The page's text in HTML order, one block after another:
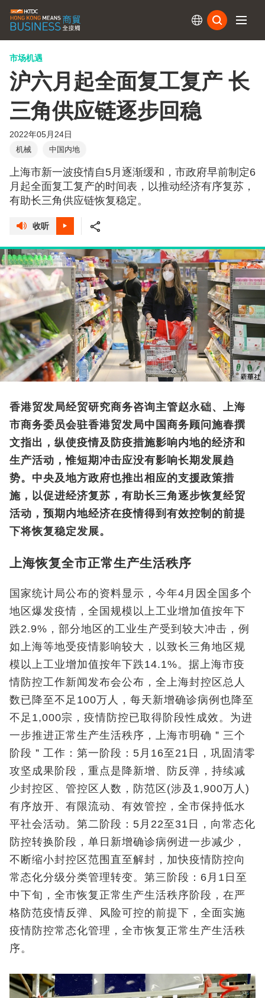
市场机遇
沪六月起全面复工复产 长
三角供应链逐步回稳
2022年05月24日
机械 中国内地
上海市新一波疫情自5月逐渐缓和，市政府早前制定6
月起全面复工复产的时间表，以推动经济有序复苏，
有助长三角供应链恢复稳定。
收听
香港贸发局经贸研究商务咨询主管赵永础、上海
市商务委员会驻香港贸发局中国商务顾问施春撰
文指出，纵使疫情及防疫措施影响内地的经济和
生产活动，惟短期冲击应没有影响长期发展趋
势。中央及地方政府也推出相应的支援政策措
施，以促进经济复苏，有助长三角逐步恢复经贸
活动，预期内地经济在疫情得到有效控制的前提
下将恢复稳定发展。
上海恢复全市正常生产生活秩序
国家统计局公布的资料显示，今年4月因全国多个
地区爆发疫情，全国规模以上工业增加值按年下
跌2.9%，部分地区的工业生产受到较大冲击，例
如上海等地受疫情影响较大，以致长三角地区规
模以上工业增加值按年下跌14.1%。据上海市疫
情防控工作新闻发布会公布，全上海封控区总人
数已降至不足100万人，每天新增确诊病例也降至
不足1,000宗，疫情防控已取得阶段性成效。为进
一步推进正常生产生活秩序，上海市明确＂三个
阶段＂工作：第一阶段：5月16至21日，巩固清零
攻坚成果阶段，重点是降新增、防反弹，持续减
少封控区、管控区人数，防范区(涉及1,900万人)
有序放开、有限流动、有效管控，全市保持低水
平社会活动。第二阶段：5月22至31日，向常态化
防控转换阶段，单日新增确诊病例进一步减少，
不断缩小封控区范围直至解封，加快疫情防控向
常态化分级分类管理转变。第三阶段：6月1日至
中下旬，全市恢复正常生产生活秩序阶段，在严
格防范疫情反弹、风险可控的前提下，全面实施
疫情防控常态化管理，全市恢复正常生产生活秩
序。